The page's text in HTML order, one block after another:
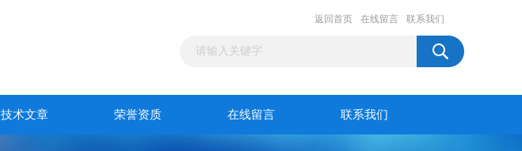
返回首页 在线留言 联系我们
技术文章 荣誉资质 在线留言 联系我们